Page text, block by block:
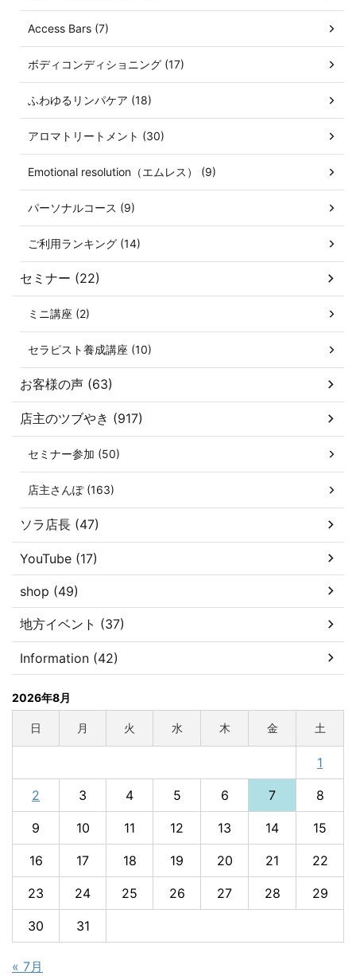
Access Bars (7)
ボディコンディショニング (17)
ふわゆるリンパケア (18)
アロマトリートメント (30)
Emotional resolution（エムレス） (9)
パーソナルコース (9)
ご利用ランキング (14)
セミナー (22)
ミニ講座 (2)
セラピスト養成講座 (10)
お客様の声 (63)
店主のツブやき (917)
セミナー参加 (50)
店主さんぽ (163)
ソラ店長 (47)
YouTube (17)
shop (49)
地方イベント (37)
Information (42)
2026年8月
日 月 火 水 木 金 土
1
2 3 4 5 6 7 8
9 10 11 12 13 14 15
16 17 18 19 20 21 22
23 24 25 26 27 28 29
30 31
« 7月